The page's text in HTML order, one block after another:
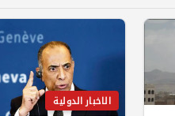
الاخبار الدولية